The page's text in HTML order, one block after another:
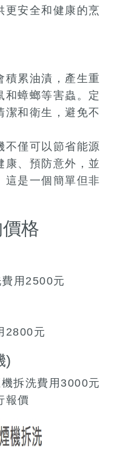
更安全和健康的烹
積累油漬，產生重
和蟑螂等害蟲。定
潔和衛生，避免不
不僅可以節省能源
康、預防意外，並
這是一個簡單但非
格
用2500元
2800元
)
拆洗費用3000元
報價